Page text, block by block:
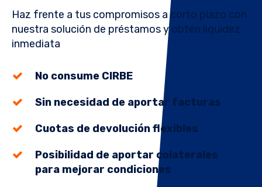
Haz frente a tus compromisos a corto plazo con
nuestra solución de préstamos y obtén liquidez
inmediata
No consume CIRBE
Sin necesidad de aportar facturas
Cuotas de devolución flexibles
Posibilidad de aportar colaterales
para mejorar condiciones